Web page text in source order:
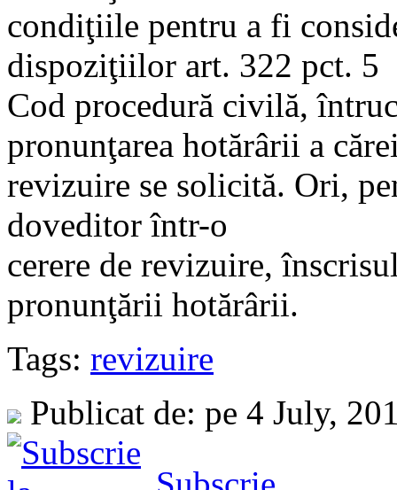
condiţiile pentru a fi
dispoziţiilor art. 322 pct. 5
Cod procedură civilă,
pronunţarea hotărârii a
revizuire se solicită. Ori,
doveditor într-o
cerere de revizuire,
pronunţării hotărârii.
Tags: revizuire
Publicat de: pe 4 July,